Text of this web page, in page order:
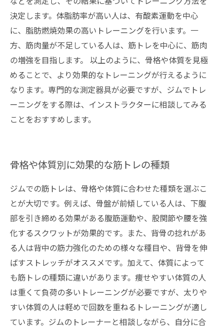
決定します。体脂肪率が高い人は、有酸素運動を中心
に、脂肪燃焼効果の高いトレーニングを行います。一
方、筋肉量が不足している人は、筋トレを中心に、筋肉
の増強を目指します。 以上のように、骨格や体質を見極
めることで、より効果的なトレーニングが行えるように
なります。専門的な測定器具が必要ですが、ジムでトレ
ーニングをする際は、インストラクターに相談してみる
ことをおすすめします。
骨格や体質別に効果的な筋トレの種類
ジムでの筋トレは、骨格や体質に合わせた種類を選ぶこ
とが大切です。例えば、骨盤が前傾している人は、下腹
部を引き締める効果がある腹筋運動や、股関節や腰を強
化するスクワットが効果的です。また、背骨の捻れがあ
る人は背中の筋力強化のための様々な種目や、背骨を伸
ばすストレッチがオススメです。加えて、体質によって
も筋トレの種類に違いがあります。痩せやすい体質の人
は重くて負荷の多いトレーニングが必要ですが、太りや
すい体質の人は軽めで回数を重ねるトレーニングが適し
ています。ジムのトレーナーと相談しながら、自分に合